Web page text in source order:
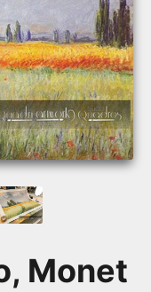
Monet